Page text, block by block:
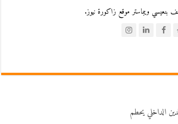
بنعيسي ويبماستر موقع زاكورة نيوز.
الداخلي يحطم